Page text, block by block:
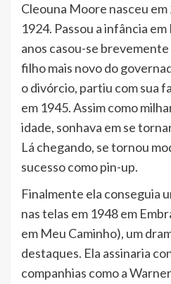
Cleouna Moore nasceu
1924. Passou a infância
anos casou-se
filho mais novo do
o divórcio, partiu com sua
em 1945. Assim como
idade, sonhava em se
Lá chegando, se tornou
sucesso como pin-up.
Finalmente ela conseguia
nas telas em 1948 em
em Meu Caminho), um
destaques. Ela assinaria
companhias como a